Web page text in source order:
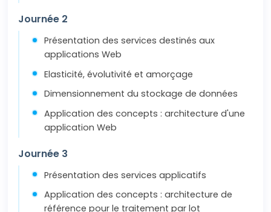
Journée 2
Présentation des services destinés aux
applications Web
Elasticité, évolutivité et amorçage
Dimensionnement du stockage de données
Application des concepts : architecture d'une
application Web
Journée 3
Présentation des services applicatifs
Application des concepts : architecture de
référence pour le traitement par lot